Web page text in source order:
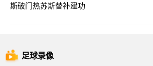
斯破门热苏斯替补建功
足球录像